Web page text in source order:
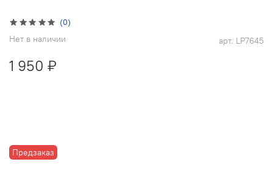
(0)
арт. LP7645
Нет в наличии
Предзаказ
1 950 ₽